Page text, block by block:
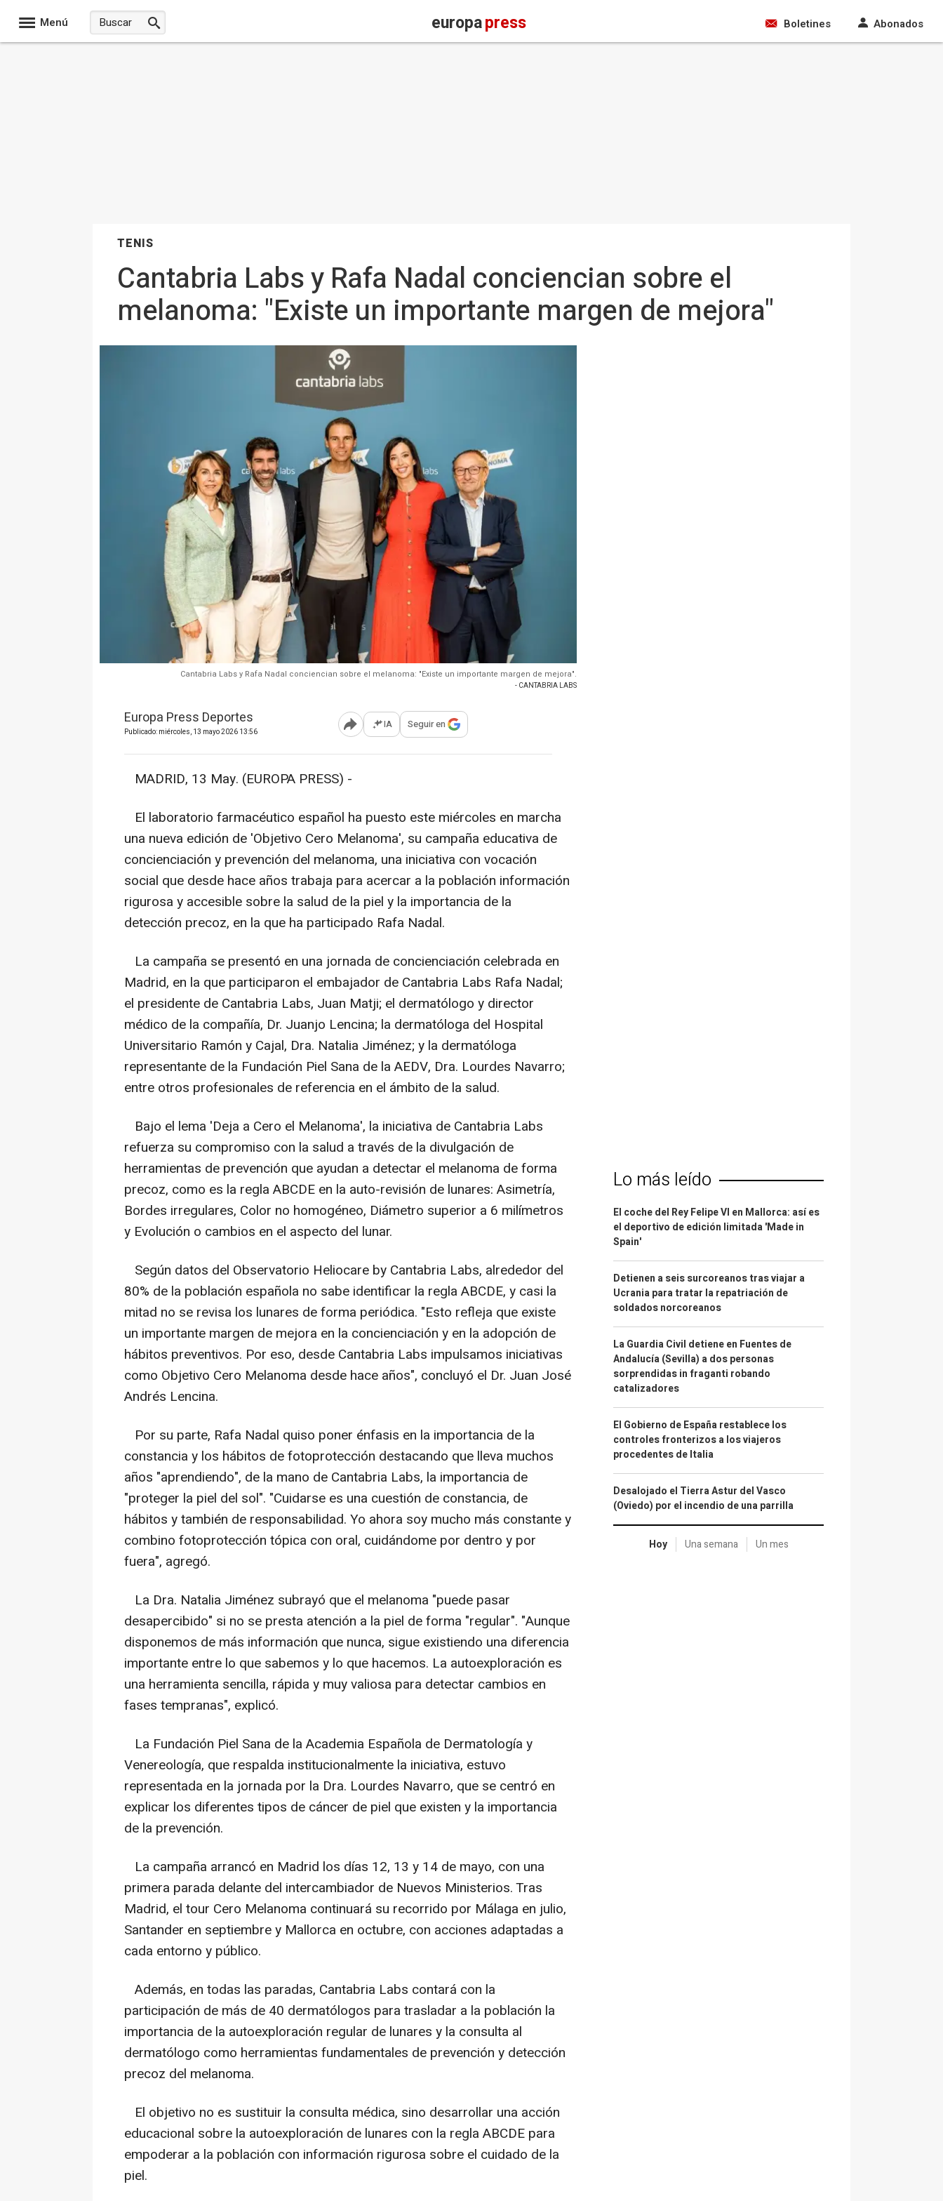
Menú europapress Boletines Abonados
TENIS
Cantabria Labs y Rafa Nadal conciencian sobre el
melanoma: "Existe un importante margen de mejora"
Cantabria Labs y Rafa Nadal conciencian sobre el melanoma: "Existe un importante margen de mejora".
- CANTABRIA LABS
Europa Press Deportes
Publicado: miércoles, 13 mayo 2026 13:56 Abrir opciones para compartir
IA Seguir en
MADRID, 13 May. (EUROPA PRESS) -
El laboratorio farmacéutico español ha puesto este miércoles en marcha
una nueva edición de 'Objetivo Cero Melanoma', su campaña educativa de
concienciación y prevención del melanoma, una iniciativa con vocación
social que desde hace años trabaja para acercar a la población información
rigurosa y accesible sobre la salud de la piel y la importancia de la
detección precoz, en la que ha participado Rafa Nadal.
La campaña se presentó en una jornada de concienciación celebrada en
Madrid, en la que participaron el embajador de Cantabria Labs Rafa Nadal;
el presidente de Cantabria Labs, Juan Matji; el dermatólogo y director
médico de la compañía, Dr. Juanjo Lencina; la dermatóloga del Hospital
Universitario Ramón y Cajal, Dra. Natalia Jiménez; y la dermatóloga
representante de la Fundación Piel Sana de la AEDV, Dra. Lourdes Navarro;
entre otros profesionales de referencia en el ámbito de la salud.
Bajo el lema 'Deja a Cero el Melanoma', la iniciativa de Cantabria Labs
refuerza su compromiso con la salud a través de la divulgación de
herramientas de prevención que ayudan a detectar el melanoma de forma
precoz, como es la regla ABCDE en la auto-revisión de lunares: Asimetría,
Bordes irregulares, Color no homogéneo, Diámetro superior a 6 milímetros
y Evolución o cambios en el aspecto del lunar.
Según datos del Observatorio Heliocare by Cantabria Labs, alrededor del
80% de la población española no sabe identificar la regla ABCDE, y casi la
mitad no se revisa los lunares de forma periódica. "Esto refleja que existe
un importante margen de mejora en la concienciación y en la adopción de
hábitos preventivos. Por eso, desde Cantabria Labs impulsamos iniciativas
como Objetivo Cero Melanoma desde hace años", concluyó el Dr. Juan José
Andrés Lencina.
Por su parte, Rafa Nadal quiso poner énfasis en la importancia de la
constancia y los hábitos de fotoprotección destacando que lleva muchos
años "aprendiendo", de la mano de Cantabria Labs, la importancia de
"proteger la piel del sol". "Cuidarse es una cuestión de constancia, de
hábitos y también de responsabilidad. Yo ahora soy mucho más constante y
combino fotoprotección tópica con oral, cuidándome por dentro y por
fuera", agregó.
La Dra. Natalia Jiménez subrayó que el melanoma "puede pasar
desapercibido" si no se presta atención a la piel de forma "regular". "Aunque
disponemos de más información que nunca, sigue existiendo una diferencia
importante entre lo que sabemos y lo que hacemos. La autoexploración es
una herramienta sencilla, rápida y muy valiosa para detectar cambios en
fases tempranas", explicó.
La Fundación Piel Sana de la Academia Española de Dermatología y
Venereología, que respalda institucionalmente la iniciativa, estuvo
representada en la jornada por la Dra. Lourdes Navarro, que se centró en
explicar los diferentes tipos de cáncer de piel que existen y la importancia
de la prevención.
La campaña arrancó en Madrid los días 12, 13 y 14 de mayo, con una
primera parada delante del intercambiador de Nuevos Ministerios. Tras
Madrid, el tour Cero Melanoma continuará su recorrido por Málaga en julio,
Santander en septiembre y Mallorca en octubre, con acciones adaptadas a
cada entorno y público.
Además, en todas las paradas, Cantabria Labs contará con la
participación de más de 40 dermatólogos para trasladar a la población la
importancia de la autoexploración regular de lunares y la consulta al
dermatólogo como herramientas fundamentales de prevención y detección
precoz del melanoma.
El objetivo no es sustituir la consulta médica, sino desarrollar una acción
educacional sobre la autoexploración de lunares con la regla ABCDE para
empoderar a la población con información rigurosa sobre el cuidado de la
piel.
Lo más leído
El coche del Rey Felipe VI en Mallorca: así es
el deportivo de edición limitada 'Made in
Spain'
Detienen a seis surcoreanos tras viajar a
Ucrania para tratar la repatriación de
soldados norcoreanos
La Guardia Civil detiene en Fuentes de
Andalucía (Sevilla) a dos personas
sorprendidas in fraganti robando
catalizadores
El Gobierno de España restablece los
controles fronterizos a los viajeros
procedentes de Italia
Desalojado el Tierra Astur del Vasco
(Oviedo) por el incendio de una parrilla
Hoy Una semana Un mes